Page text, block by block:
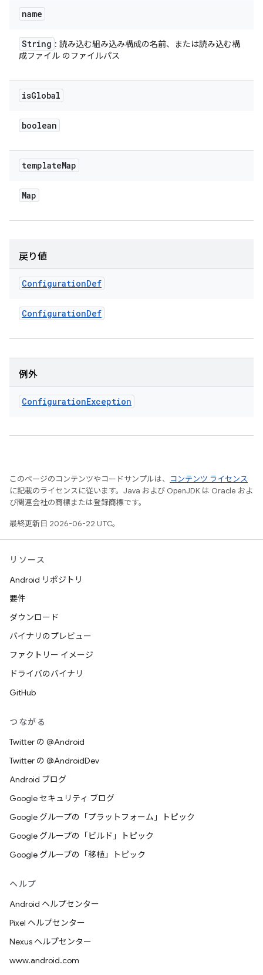
name
String : 読み込む組み込み構成の名前、または読み込む構
成ファイル のファイルパス
isGlobal
boolean
templateMap
Map
戻り値
ConfigurationDef
ConfigurationDef
例外
ConfigurationException
このページのコンテンツやコードサンプルは、
コンテンツ ライセンス
に記載のライセンスに従います。Java および OpenJDK は Oracle およ
び関連会社の商標または登録商標です。
最終更新日 2026-06-22 UTC。
リソース
Android リポジトリ
要件
ダウンロード
バイナリのプレビュー
ファクトリー イメージ
ドライバのバイナリ
GitHub
つながる
Twitter の @Android
Twitter の @AndroidDev
Android ブログ
Google セキュリティ ブログ
Google グループの「プラットフォーム」トピック
Google グループの「ビルド」トピック
Google グループの「移植」トピック
ヘルプ
Android ヘルプセンター
Pixel ヘルプセンター
Nexus ヘルプセンター
www.android.com